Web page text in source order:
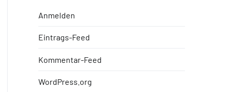
Anmelden
Eintrags-Feed
Kommentar-Feed
WordPress.org